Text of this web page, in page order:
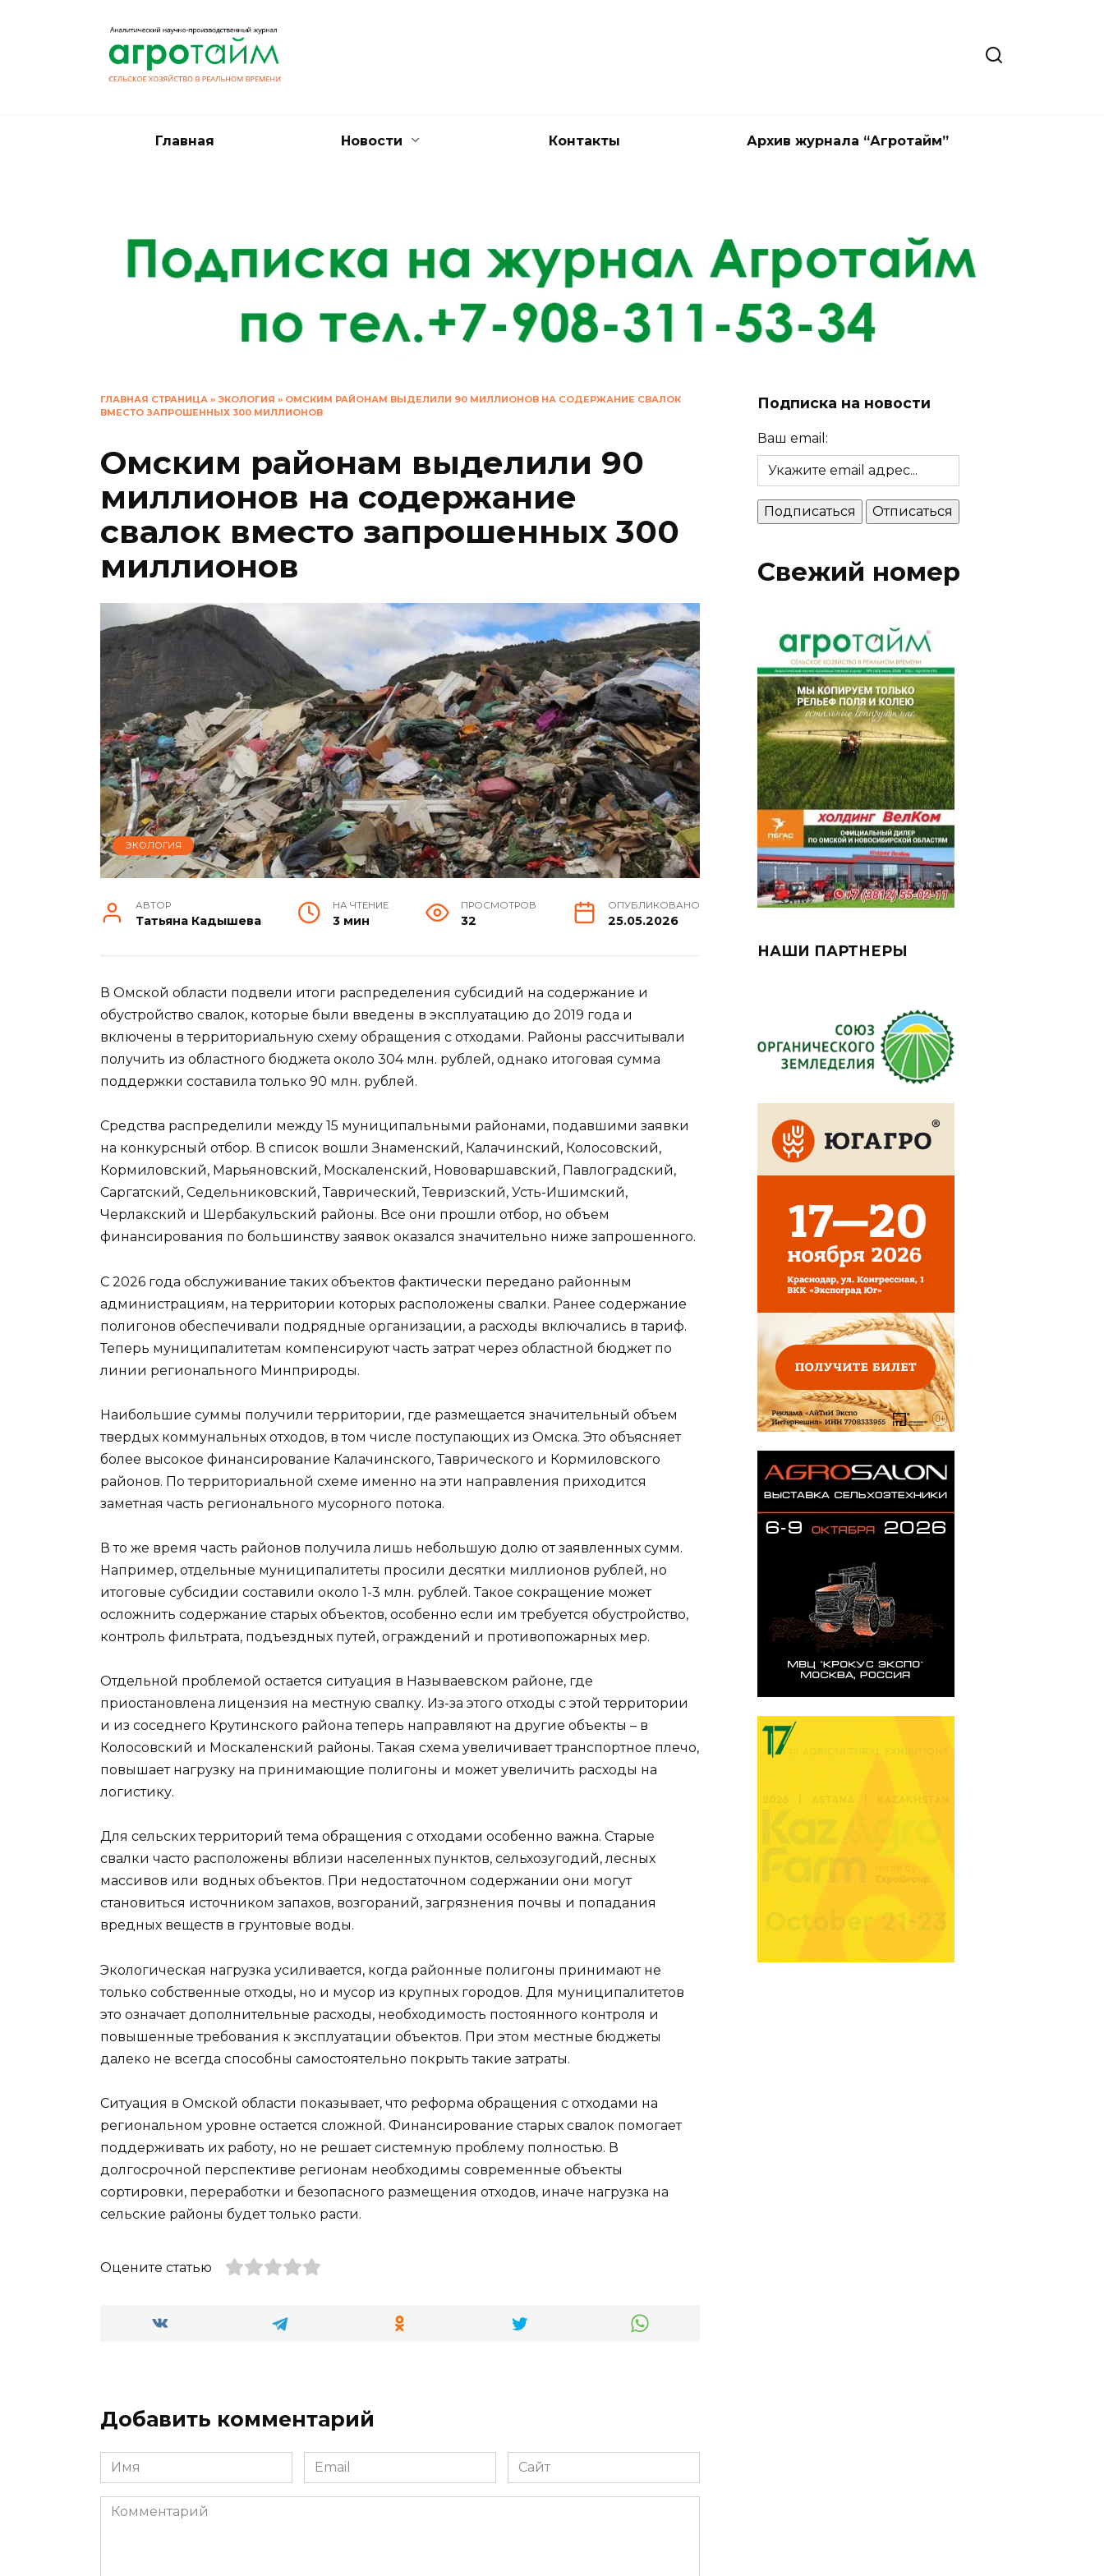
Главная Новости Контакты Архив журнала “Агротайм”
ГЛАВНАЯ СТРАНИЦА » ЭКОЛОГИЯ » ОМСКИМ РАЙОНАМ ВЫДЕЛИЛИ 90 МИЛЛИОНОВ НА СОДЕРЖАНИЕ СВАЛОК
ВМЕСТО ЗАПРОШЕННЫХ 300 МИЛЛИОНОВ
Омским районам выделили 90
миллионов на содержание
свалок вместо запрошенных 300
миллионов
ЭКОЛОГИЯ
АВТОР
Татьяна Кадышева
НА ЧТЕНИЕ
3 мин
ПРОСМОТРОВ
32
ОПУБЛИКОВАНО
25.05.2026
В Омской области подвели итоги распределения субсидий на содержание и
обустройство свалок, которые были введены в эксплуатацию до 2019 года и
включены в территориальную схему обращения с отходами. Районы рассчитывали
получить из областного бюджета около 304 млн. рублей, однако итоговая сумма
поддержки составила только 90 млн. рублей.
Средства распределили между 15 муниципальными районами, подавшими заявки
на конкурсный отбор. В список вошли Знаменский, Калачинский, Колосовский,
Кормиловский, Марьяновский, Москаленский, Нововаршавский, Павлоградский,
Саргатский, Седельниковский, Таврический, Тевризский, Усть-Ишимский,
Черлакский и Шербакульский районы. Все они прошли отбор, но объем
финансирования по большинству заявок оказался значительно ниже запрошенного.
С 2026 года обслуживание таких объектов фактически передано районным
администрациям, на территории которых расположены свалки. Ранее содержание
полигонов обеспечивали подрядные организации, а расходы включались в тариф.
Теперь муниципалитетам компенсируют часть затрат через областной бюджет по
линии регионального Минприроды.
Наибольшие суммы получили территории, где размещается значительный объем
твердых коммунальных отходов, в том числе поступающих из Омска. Это объясняет
более высокое финансирование Калачинского, Таврического и Кормиловского
районов. По территориальной схеме именно на эти направления приходится
заметная часть регионального мусорного потока.
В то же время часть районов получила лишь небольшую долю от заявленных сумм.
Например, отдельные муниципалитеты просили десятки миллионов рублей, но
итоговые субсидии составили около 1-3 млн. рублей. Такое сокращение может
осложнить содержание старых объектов, особенно если им требуется обустройство,
контроль фильтрата, подъездных путей, ограждений и противопожарных мер.
Отдельной проблемой остается ситуация в Называевском районе, где
приостановлена лицензия на местную свалку. Из-за этого отходы с этой территории
и из соседнего Крутинского района теперь направляют на другие объекты – в
Колосовский и Москаленский районы. Такая схема увеличивает транспортное плечо,
повышает нагрузку на принимающие полигоны и может увеличить расходы на
логистику.
Для сельских территорий тема обращения с отходами особенно важна. Старые
свалки часто расположены вблизи населенных пунктов, сельхозугодий, лесных
массивов или водных объектов. При недостаточном содержании они могут
становиться источником запахов, возгораний, загрязнения почвы и попадания
вредных веществ в грунтовые воды.
Экологическая нагрузка усиливается, когда районные полигоны принимают не
только собственные отходы, но и мусор из крупных городов. Для муниципалитетов
это означает дополнительные расходы, необходимость постоянного контроля и
повышенные требования к эксплуатации объектов. При этом местные бюджеты
далеко не всегда способны самостоятельно покрыть такие затраты.
Ситуация в Омской области показывает, что реформа обращения с отходами на
региональном уровне остается сложной. Финансирование старых свалок помогает
поддерживать их работу, но не решает системную проблему полностью. В
долгосрочной перспективе регионам необходимы современные объекты
сортировки, переработки и безопасного размещения отходов, иначе нагрузка на
сельские районы будет только расти.
Оцените статью
Добавить комментарий
Имя
*
Email
*
Сайт
Комментарий
Подписка на новости
Ваш email:
Свежий номер
НАШИ ПАРТНЕРЫ